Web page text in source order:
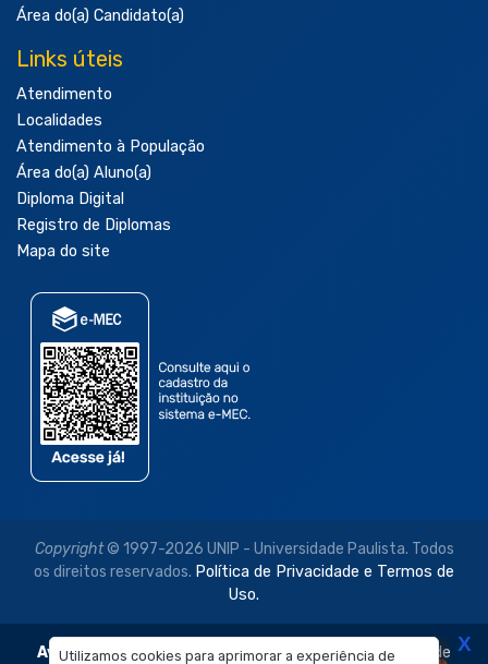
Utilizamos cookies para aprimorar a experiência de
Área do(a) Candidato(a)
Links úteis
Atendimento
Localidades
Atendimento à População
Área do(a) Aluno(a)
Diploma Digital
Registro de Diplomas
Mapa do site
Copyright© 1997-2026 UNIP - Universidade Paulista. Todos
os direitos reservados. Política de Privacidade e Termos de
Uso.
Aviso Legal: As imagens disponibilizadas neste site são de X